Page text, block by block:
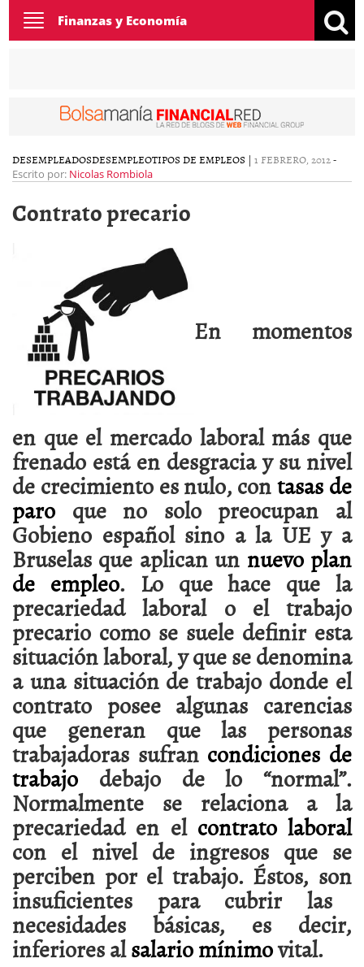
Toggle
navigation
Finanzas y Economía
DESEMPLEADOSDESEMPLEOTIPOS DE EMPLEOS | 1 FEBRERO, 2012-
Escrito por: Nicolas Rombiola
Contrato precario
En momentos
en que el mercado laboral más que
frenado está en desgracia y su nivel
de crecimiento es nulo, contasas de
paro que no solo preocupan al
Gobieno español sino a la UE y a
Bruselas que aplican un nuevo plan
de empleo. Lo que hace que la
precariedad laboral o el trabajo
precario como se suele definir esta
situación laboral,y que se denomina
a una situación de trabajo donde el
contrato posee algunas carencias
que generan que las personas
trabajadoras sufran condiciones de
trabajo debajo de lo “normal”.
Normalmente se relaciona a la
precariedad en el contrato laboral
con el nivel de ingresos que se
perciben por el trabajo. Éstos, son
insuficientes para cubrir las
necesidades básicas, es decir,
inferiores alsalario mínimovital.